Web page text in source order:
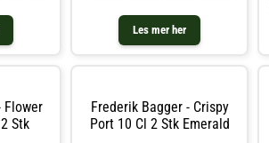
for
Les mer her
dybde og karakter til enhver
servering.Crispy Eightball er
Flower
Stk
Frederik Bagger - Crispy
Port 10 Cl 2 Stk Emerald